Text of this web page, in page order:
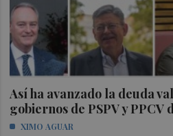
Así ha avanzado la deuda
gobiernos de PSPV y PPCV
XIMO AGUAR